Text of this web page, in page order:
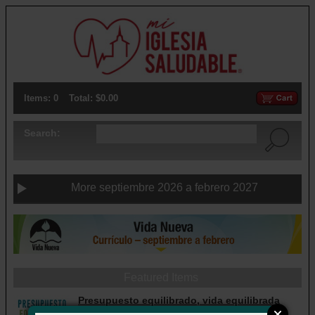
Items: 0 Total: $0.00
More septiembre 2026 a febrero 2027
Presupuesto equilibrado, vida equilibrada